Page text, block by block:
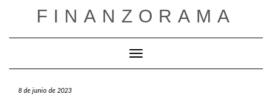
FINANZORAMA
Cambiar modo de navegación
8 de junio de 2023